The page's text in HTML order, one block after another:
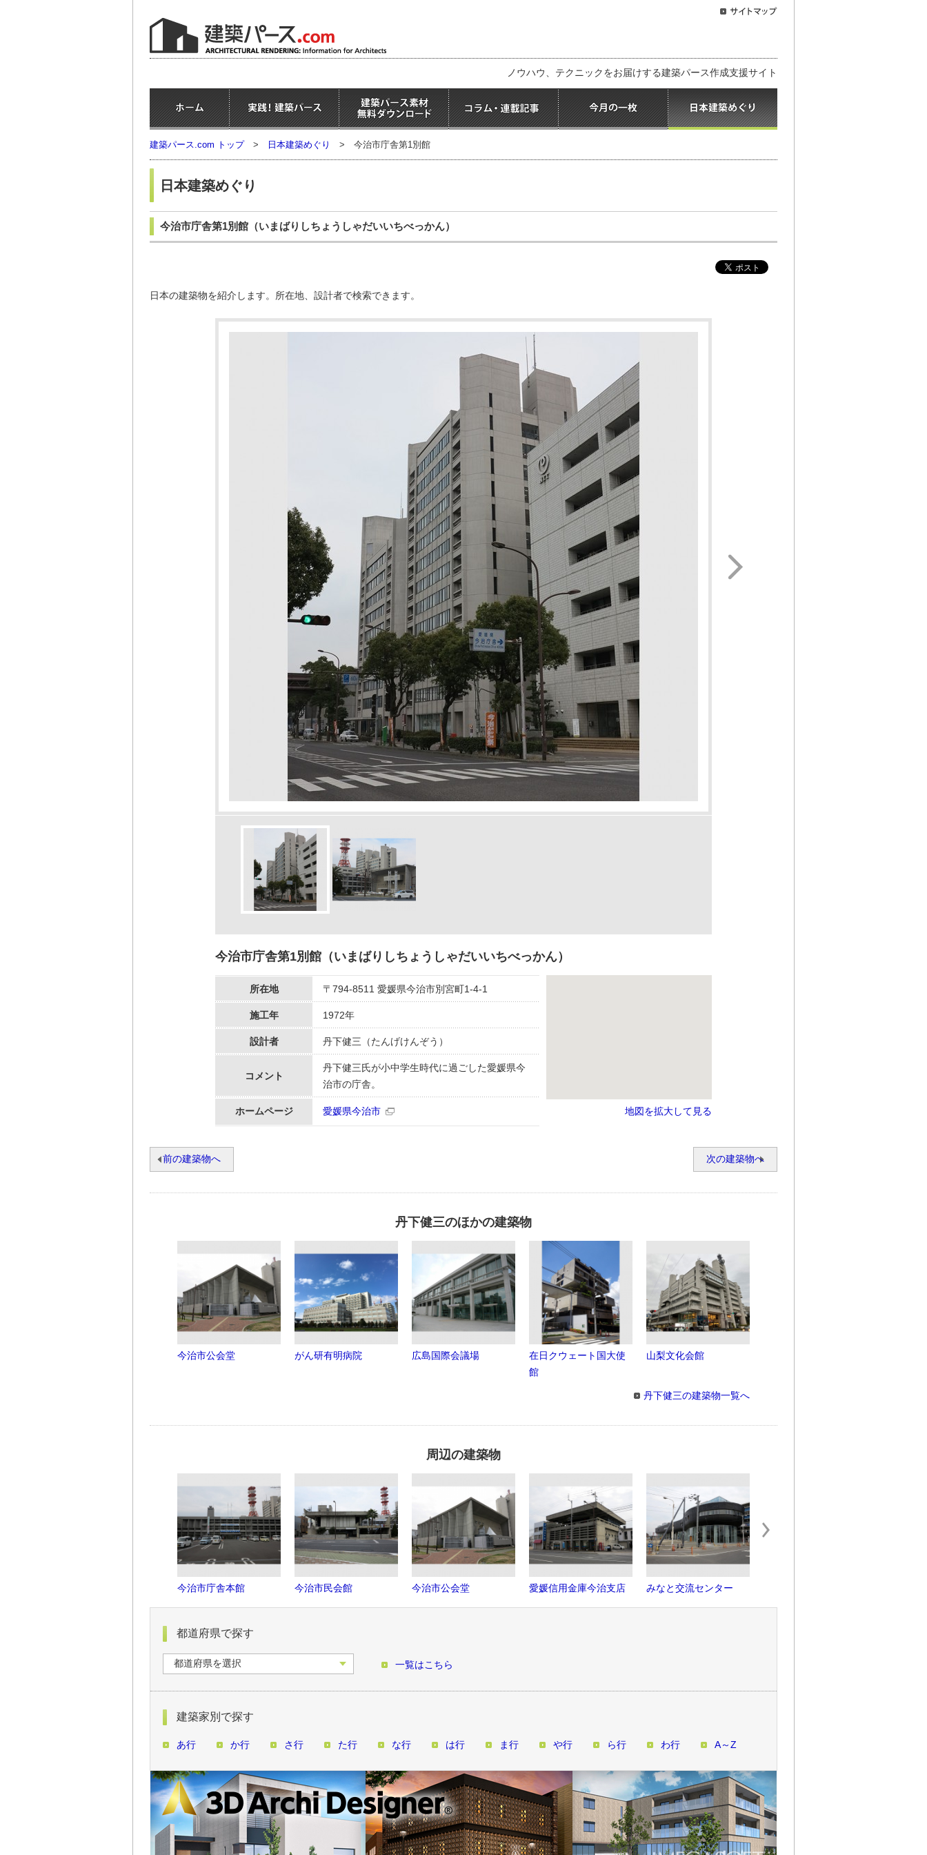
ノウハウ、テクニックをお届けする建築パース作成支援サイト
建築パース.com トップ > 日本建築めぐり > 今治市庁舎第1別館
日本建築めぐり
今治市庁舎第1別館 （いまばりしちょうしゃだいいちべっかん）
日本の建築物を紹介します。所在地、設計者で検索できます。
今治市庁舎第1別館（いまばりしちょうしゃだいいちべっかん）
所在地 〒794-8511 愛媛県今治市別宮町1-4-1
施工年 1972年
設計者 丹下健三（たんげけんぞう）
コメント
丹下健三氏が小中学生時代に過ごした愛媛県今
治市の庁舎。
ホームページ 愛媛県今治市 地図を拡大して見る
前の建築物へ 次の建築物へ
丹下健三のほかの建築物
今治市公会堂 がん研有明病院 広島国際会議場
在日クウェート国大使
館
山梨文化会館
丹下健三の建築物一覧へ
周辺の建築物
今治市庁舎本館 今治市民会館 今治市公会堂 愛媛信用金庫今治支店 みなと交流センター
都道府県で探す
一覧はこちら
建築家別で探す
あ行 か行 さ行 た行 な行 は行 ま行 や行 ら行 わ行 A～Z